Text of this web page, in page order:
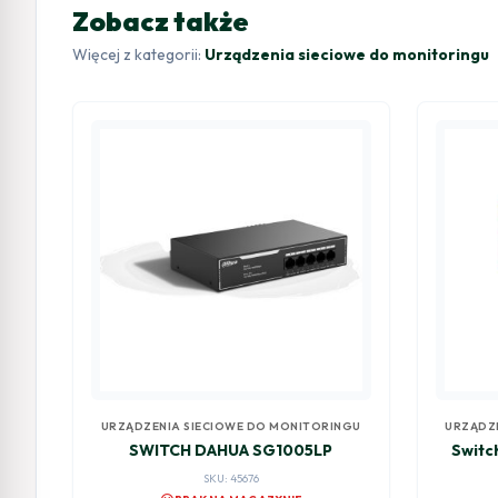
Zobacz także
Więcej z kategorii: Urządzenia sieciowe do monitoringu
URZĄDZENIA SIECIOWE DO MONITORINGU
SWITCH DAHUA SG1005LP
SKU: 45676